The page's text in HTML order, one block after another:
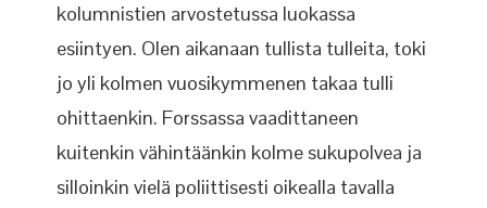
kolumnistien arvostetussa luokassa
esiintyen. Olen aikanaan tullista tulleita, toki
jo yli kolmen vuosikymmenen takaa tulli
ohittaenkin. Forssassa vaadittaneen
kuitenkin vähintäänkin kolme sukupolvea ja
silloinkin vielä poliittisesti oikealla tavalla